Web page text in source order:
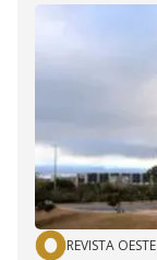
REVISTA OESTE